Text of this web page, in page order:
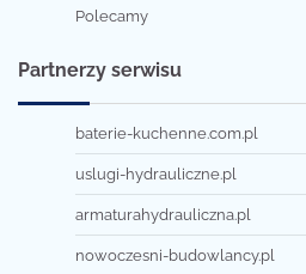
Polecamy
Partnerzy serwisu
baterie-kuchenne.com.pl
uslugi-hydrauliczne.pl
armaturahydrauliczna.pl
nowoczesni-budowlancy.pl